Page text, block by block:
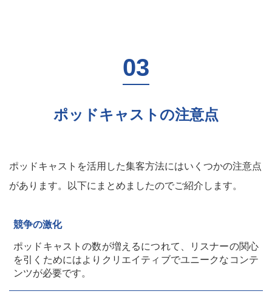
ポッドキャストの注意点
ポッドキャストを活用した集客方法にはいくつかの注意点
があります。以下にまとめましたのでご紹介します。
競争の激化
ポッドキャストの数が増えるにつれて、リスナーの関心
を引くためにはよりクリエイティブでユニークなコンテ
ンツが必要です。